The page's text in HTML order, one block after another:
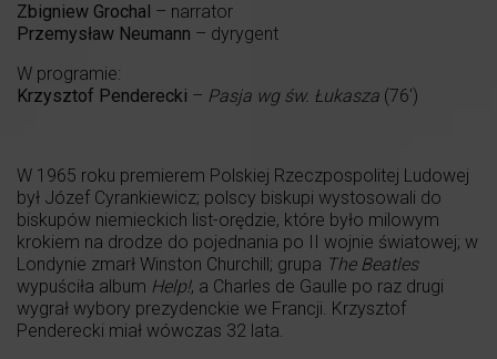
Zbigniew Grochal – narrator
Przemysław Neumann – dyrygent
W programie:
Krzysztof Penderecki – Pasja wg św. Łukasza (76′)
W 1965 roku premierem Polskiej Rzeczpospolitej Ludowej
był Józef Cyrankiewicz; polscy biskupi wystosowali do
biskupów niemieckich list-orędzie, które było milowym
krokiem na drodze do pojednania po II wojnie światowej; w
Londynie zmarł Winston Churchill; grupa The Beatles
wypuściła album Help!, a Charles de Gaulle po raz drugi
wygrał wybory prezydenckie we Francji. Krzysztof
Penderecki miał wówczas 32 lata.